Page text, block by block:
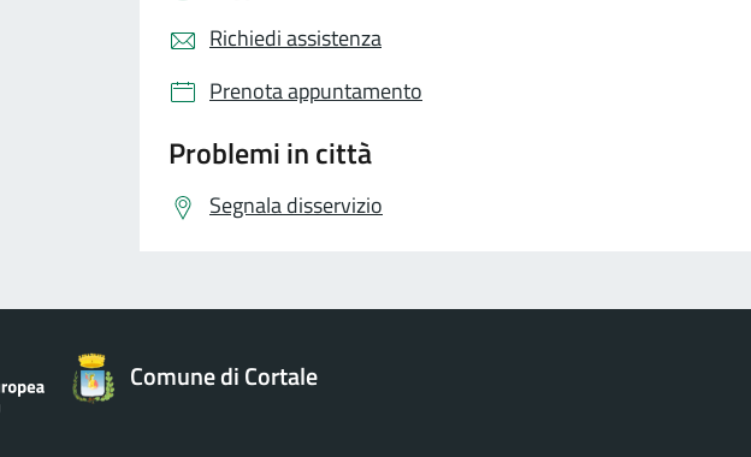
Richiedi assistenza
Prenota appuntamento
Problemi in città
Segnala disservizio
Comune di Cortale